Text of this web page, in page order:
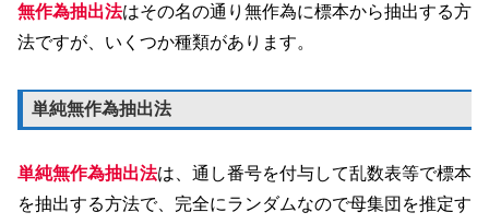
無作為抽出法はその名の通り無作為に標本から抽出する方
法ですが、いくつか種類があります。
単純無作為抽出法
単純無作為抽出法は、通し番号を付与して乱数表等で標本
を抽出する方法で、完全にランダムなので母集団を推定す